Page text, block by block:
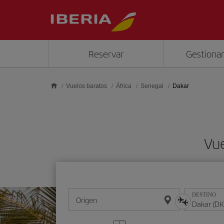
Reservar
Vuelos baratos África Senegal Dakar
Origen DESTINO